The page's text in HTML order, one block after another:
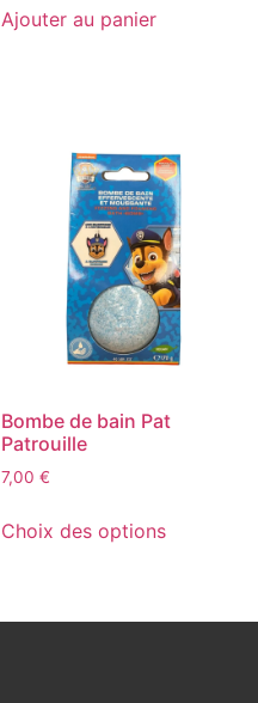
Ajouter au panier
Bombe de bain Pat
Patrouille
7,00 €
Choix des options